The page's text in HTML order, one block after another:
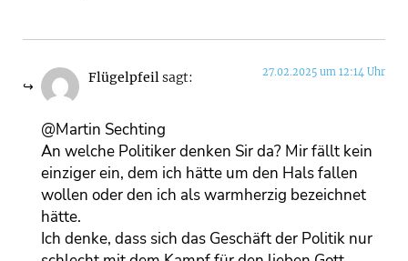
Flügelpfeilsagt: 27.02.2025 um 12:14 Uhr
@Martin Sechting
An welche Politiker denken Sir da? Mir fällt kein
einziger ein, dem ich hätte um den Hals fallen
wollen oder den ich als warmherzig bezeichnet
hätte.
Ich denke, dass sich das Geschäft der Politik nur